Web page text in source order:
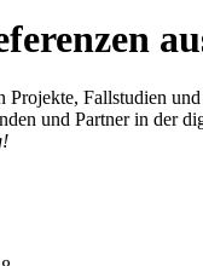
Fallstudien
und Partner in der
!